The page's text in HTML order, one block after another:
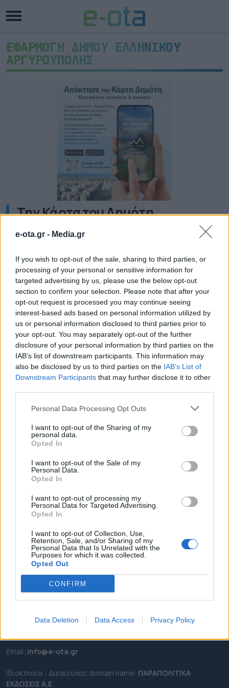
e-ota.gr - Media.gr
If you wish to opt-out of the sale, sharing to third parties, or
processing of your personal or sensitive information for
targeted advertising by us, please use the below opt-out
section to confirm your selection. Please note that after your
opt-out request is processed you may continue seeing
interest-based ads based on personal information utilized by
us or personal information disclosed to third parties prior to
your opt-out. You may separately opt-out of the further
disclosure of your personal information by third parties on the
IAB’s list of downstream participants. This information may
also be disclosed by us to third parties on the IAB’s List of
Downstream Participants that may further disclose it to other
Personal Data Processing Opt Outs
I want to opt-out of the Sharing of my
personal data.
Opted In
I want to opt-out of the Sale of my
Personal Data.
Opted In
I want to opt-out of processing my
Personal Data for Targeted Advertising.
Opted In
I want to opt-out of Collection, Use,
Retention, Sale, and/or Sharing of my
Personal Data that Is Unrelated with the
Purposes for which it was collected.
Opted Out
CONFIRM
Data Deletion Data Access Privacy Policy
ΕΦΑΡΜΟΓΗ ΔΗΜΟΥ ΕΛΛΗΝΙΚΟΥ
ΑΡΓΥΡΟΥΠΟΛΗΣ
Την Κάρτα του Δημότη
παρουσίασε ο Δήμος Ελληνικού
– Αργυρούπολης
Σε μια νέα εποχή ψηφιακών υπηρεσιών εισέρχεται
ο Δήμος Ελληνικού – Αργυρούπολης,
παρουσιάζοντας τη νέα δωρεάν εφαρμογή για
κινητά τηλέφωνα με την ονομασία «ΔΗΜΟΣ
ΕΛΛΗΝΙΚΟΥ ΑΡΓΥΡΟΥΠΟΛΗΣ – ΚΑΡΤΑ ΔΗΜΟΤΗ».
Πρόκειται για ένα σύγχρονο ψηφιακό εργαλείο που
στοχεύει να φέρει τον Δήμο πιο κοντά στους
πολίτες, προσφέροντας ταυτόχρονα σημαντικά
προνόμια και παροχές στους δημότες. Η εφαρμογή
[…]
05.03.2026 - 14.03
ΡΟΗ ΕΙΔΗΣΕΩΝ
ΕΠΙΚΑΙΡΟΤΗΤΑ
ΠΕΡΙΦΕΡΕΙΕΣ
ΣΥΝΕΝΤΕΥΞΕΙΣ
ΑΠΟΨΕΙΣ
ΠΡΟΣΛΗΨΕΙΣ
e-ota.gr | Ταυτότητα
Καλλιθέα Αττικής
Τηλ:2111091100
Εmail: info@e-ota.gr
Ιδιοκτησία - Δικαιούχος domain name: ΠΑΡΑΠΟΛΙΤΙΚΑ
ΕΚΔΟΣΕΙΣ A.E.